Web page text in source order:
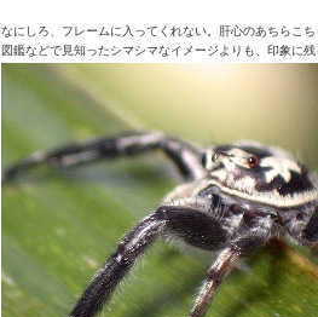
なにしろ、フレームに入ってくれない。肝心のあちらこ
図鑑などで見知ったシマシマなイメージよりも、印象に